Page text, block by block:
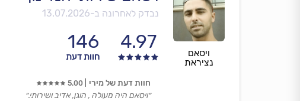
ויסאם
נציראת
נבדק לאחרונה ב-13.07.2026
4.97
146
חוות דעת
חוות דעת של מירי 5.00
״ויסאם היה מעולה , הוגן, אדיב ושירותי.״